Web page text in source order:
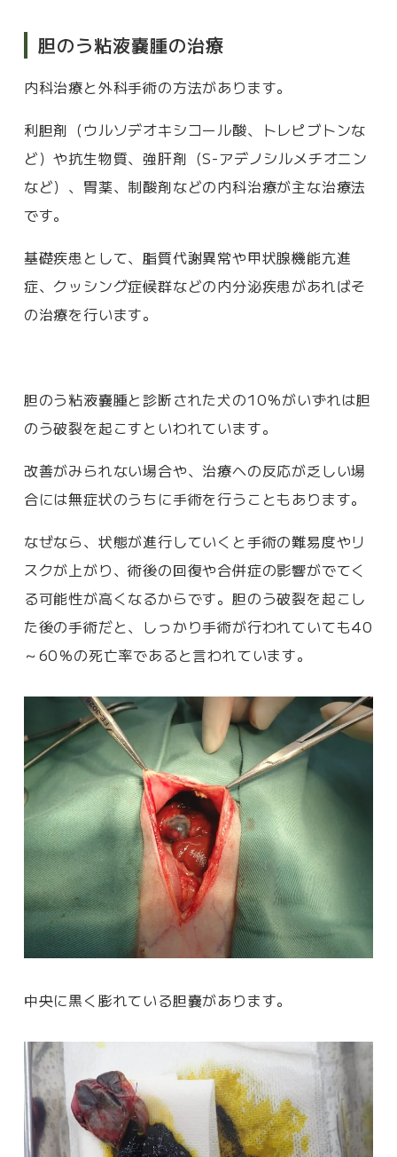
胆のう粘液嚢腫の治療
内科治療と外科手術の方法があります。
利胆剤（ウルソデオキシコール酸、トレピブトンな
ど）や抗生物質、強肝剤（S-アデノシルメチオニン
など）、胃薬、制酸剤などの内科治療が主な治療法
です。
基礎疾患として、脂質代謝異常や甲状腺機能亢進
症、クッシング症候群などの内分泌疾患があればそ
の治療を行います。
胆のう粘液嚢腫と診断された犬の10％がいずれは胆
のう破裂を起こすといわれています。
改善がみられない場合や、治療への反応が乏しい場
合には無症状のうちに手術を行うこともあります。
なぜなら、状態が進行していくと手術の難易度やリ
スクが上がり、術後の回復や合併症の影響がでてく
る可能性が高くなるからです。胆のう破裂を起こし
た後の手術だと、しっかり手術が行われていても40
～60％の死亡率であると言われています。
中央に黒く膨れている胆嚢があります。